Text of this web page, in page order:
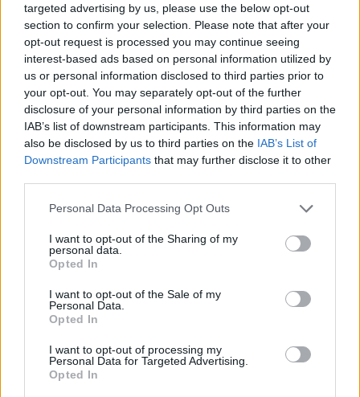
targeted advertising by us, please use the below opt-out
section to confirm your selection. Please note that after your
opt-out request is processed you may continue seeing
interest-based ads based on personal information utilized by
us or personal information disclosed to third parties prior to
your opt-out. You may separately opt-out of the further
disclosure of your personal information by third parties on the
IAB’s list of downstream participants. This information may
also be disclosed by us to third parties on the IAB’s List of
Downstream Participants that may further disclose it to other
Please note that this website/app uses one or more Google
not limited to your visit or usage behaviour. You may click to
grant or deny consent to Google and its third-party tags to
use your data for below specified purposes in below Google
consent section.
Personal Data Processing Opt Outs
I want to opt-out of the Sharing of my
personal data.
Opted In
I want to opt-out of the Sale of my
Personal Data.
Opted In
I want to opt-out of processing my
Personal Data for Targeted Advertising.
Opted In
viaggio è un’opportunità per scoprire non solo
nuovi luoghi, ma anche una parte di te stesso.
Passaporto alla mano e un sorriso sul volto, ci
prepariamo a decollare. Ma ricorda: la Corea del
Sud non è solo una meta, è un’esperienza da vivere
e condividere! Non crederai mai a quanti ricordi
porterai con te! 🌟
AiAdhubMedia